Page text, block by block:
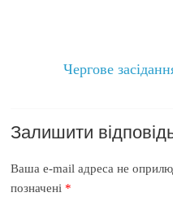
Чергове
Залишити
Ваша e-mail адреса не
позначені *